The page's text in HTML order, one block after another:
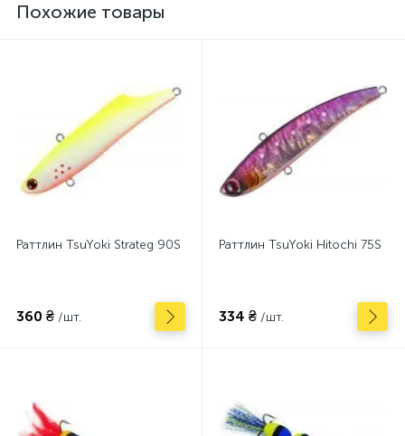
Похожие товары
Раттлин TsuYoki Strateg 90S
360 ₴ /шт.
Раттлин TsuYoki Hitochi 75S
334 ₴ /шт.